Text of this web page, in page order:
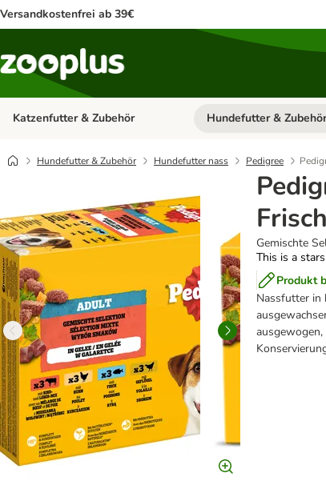
Versandkostenfrei ab 39€
Katzenfutter & Zubehör Kategorie-Menü öffnen:
Hundefutter &
Hundefutter & Zubehör Hundefutter nass Pedigree
Gemischte
This is a
Produkt
Nassfutter in
ausgewogen,